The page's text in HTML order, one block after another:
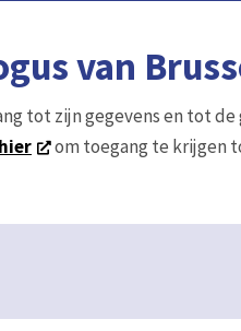
van
tot zijn gegevens en tot
hier om toegang te krijgen